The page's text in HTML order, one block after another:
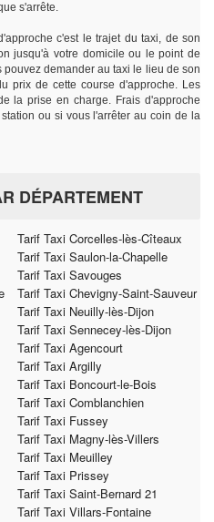
s'arrête.
c'est le trajet du taxi, de son
jusqu'à votre domicile ou le point de
demander au taxi le lieu de son
prix de cette course d'approche. Les
la prise en charge. Frais d'approche
ou si vous l'arrêter au coin de la
DÉPARTEMENT
Tarif Taxi Corcelles-lès-Cîteaux
Tarif Taxi Saulon-la-Chapelle
Tarif Taxi Savouges
Tarif Taxi Chevigny-Saint-Sauveur
Tarif Taxi Neuilly-lès-Dijon
Tarif Taxi Sennecey-lès-Dijon
Tarif Taxi Agencourt
Tarif Taxi Argilly
Tarif Taxi Boncourt-le-Bois
Tarif Taxi Comblanchien
Tarif Taxi Fussey
Tarif Taxi Magny-lès-Villers
Tarif Taxi Meuilley
Tarif Taxi Prissey
Tarif Taxi Saint-Bernard 21
Tarif Taxi Villars-Fontaine